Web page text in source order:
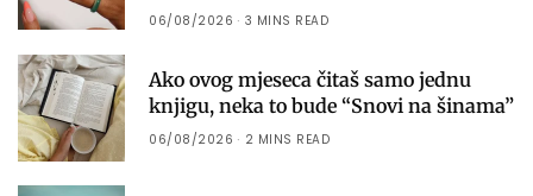
06/08/2026 3 MINS READ
Ako ovog mjeseca čitaš samo jednu
knjigu, neka to bude “Snovi na šinama”
06/08/2026 2 MINS READ